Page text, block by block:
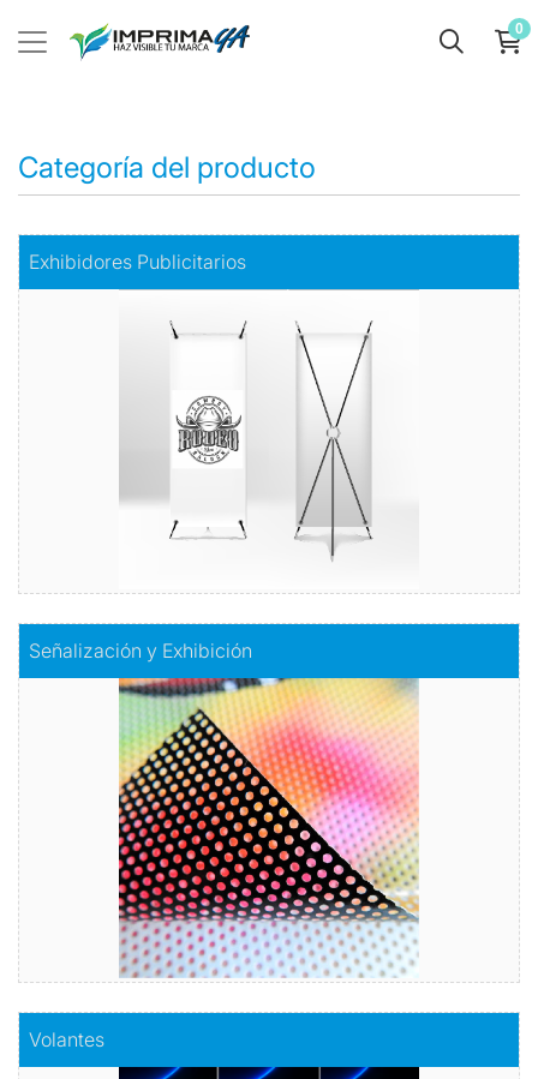
0
Categoría del producto
Exhibidores Publicitarios
Exhiba su marca o producto con Estilo y Elegancia
Todo en exhibidores
Comprar
Comprar
Señalización y Exhibición
Acabados y aplicaciones para mostrar su Marca!
Vinilos, banner, floor.
Comprar
Comprar
Volantes
Comprar